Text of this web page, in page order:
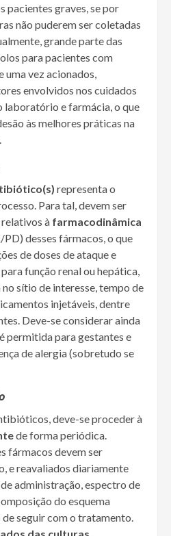
pacientes graves, se por
não puderem ser coletadas
grande parte das
para pacientes com
uma vez acionados,
envolvidos nos cuidados
laboratório e farmácia, o que
às melhores práticas na
representa o
Para tal, devem ser
à farmacodinâmica
PD) desses fármacos, o que
de doses de ataque e
função renal ou hepática,
sítio de interesse, tempo de
injetáveis, dentre
Deve-se considerar ainda
permitida para gestantes e
de alergia (sobretudo se
deve-se proceder à
de forma periódica.
fármacos devem ser
e reavaliados diariamente
administração, espectro de
do esquema
seguir com o tratamento.